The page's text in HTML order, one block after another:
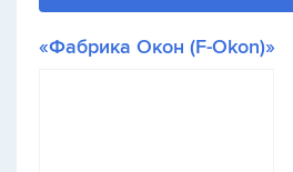
«Фабрика Окон (F-Okon)»